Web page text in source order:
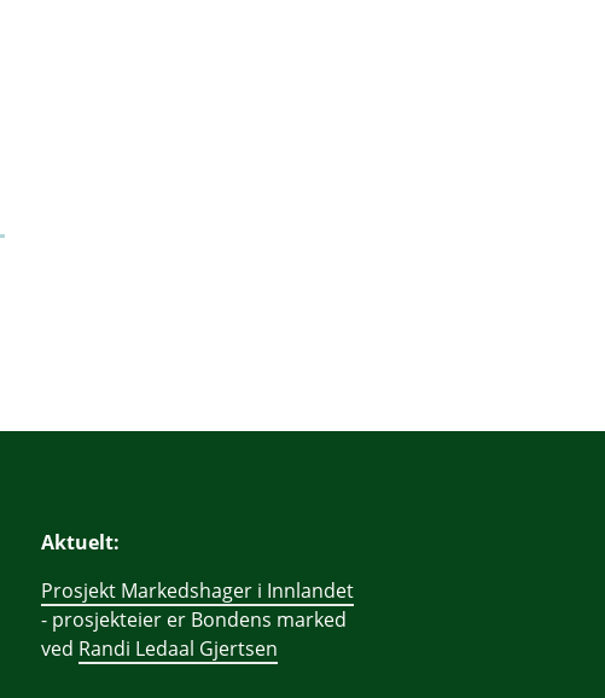
Aktuelt:
Prosjekt Markedshager i Innlandet
- prosjekteier er Bondens marked
ved Randi Ledaal Gjertsen